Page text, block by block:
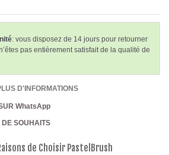
: vous disposez de 14 jours pour retourner
pas entièrement satisfait de la qualité de
D'INFORMATIONS
WhatsApp
SOUHAITS
de Choisir PastelBrush